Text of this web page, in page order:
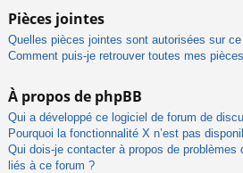
Pièces jointes
Quelles pièces jointes sont autorisées sur
Comment puis-je retrouver toutes mes
À propos de phpBB
Qui a développé ce logiciel de forum de
Pourquoi la fonctionnalité X n’est pas
Qui dois-je contacter à propos de problèmes
liés à ce forum ?